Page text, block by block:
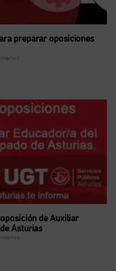
preparar oposiciones
de Auxiliar
Asturias